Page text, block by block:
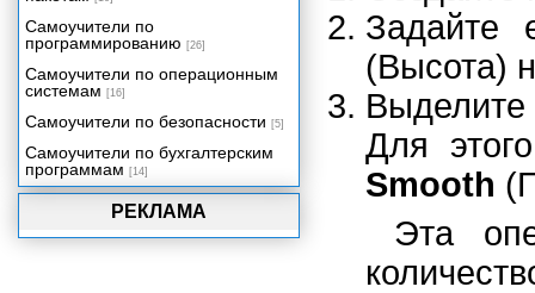
Задайте
(Высота)
Выделите
Для
Smooth
Эта
РЕКЛАМА
Самоучители по
программированию [26]
Самоучители по операционным
системам [16]
Самоучители по безопасности [5]
Самоучители по бухгалтерским
программам [14]